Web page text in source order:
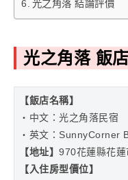
光之角落 結論評價
光之角落 飯
【飯店名稱】
・中文：光之角落民宿
・英文：SunnyCorner
【地址】 970花蓮縣花
【入住房型價位】